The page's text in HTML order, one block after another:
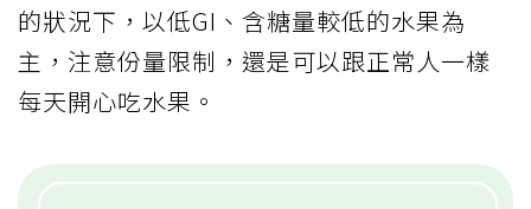
的狀況下，以低GI、含糖量較低的水果為
主，注意份量限制，還是可以跟正常人一樣
每天開心吃水果。